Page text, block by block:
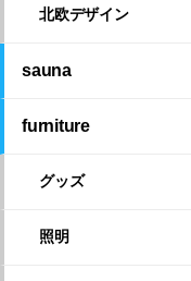
北欧デザイン
sauna
furniture
グッズ
照明